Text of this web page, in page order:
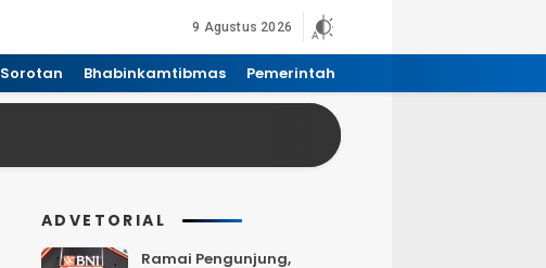
9 Agustus 2026
Sorotan Bhabinkamtibmas Pemerintah
ADVETORIAL
Ramai Pengunjung,